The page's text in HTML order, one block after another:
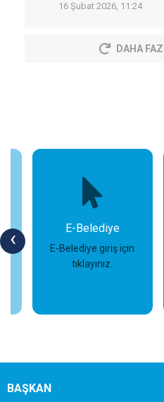
16 Şubat 2026, 11:24
DAHA
‹ E-Belediye
E-Belediye giriş için
tıklayınız.
BAŞKAN